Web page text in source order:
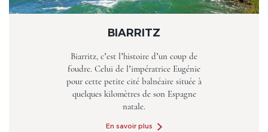
BIARRITZ
Biarritz, c’est l’histoire d’un coup de
foudre. Celui de l’impératrice Eugénie
pour cette petite cité balnéaire située à
quelques kilomètres de son Espagne
natale.
En savoir plus